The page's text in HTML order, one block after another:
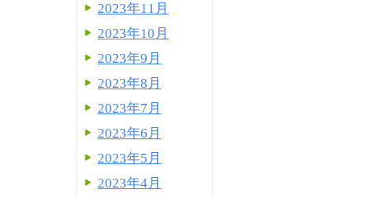
2023年11月
2023年10月
2023年9月
2023年8月
2023年7月
2023年6月
2023年5月
2023年4月